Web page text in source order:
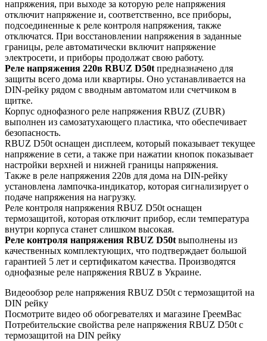
напряжения, при выходе за которую реле напряжения
отключит напряжение и, соответственно, все приборы,
подсоединенные к реле контроля напряжения, также
отключатся. При восстановлении напряжения в заданные
границы, реле автоматически включит напряжение
электросети, и приборы продолжат свою работу.
Реле напряжения 220в RBUZ D50t предназначено для
защиты всего дома или квартиры. Оно устанавливается на
DIN-рейку рядом с вводным автоматом или счетчиком в
щитке.
Корпус однофазного реле напряжения RBUZ (ZUBR)
выполнен из самозатухающего пластика, что обеспечивает
безопасность.
RBUZ D50t оснащен дисплеем, который показывает текущее
напряжение в сети, а также при нажатии кнопок показывает
настройки верхней и нижней границы напряжения.
Также в реле напряжения 220в для дома на DIN-рейку
установлена лампочка-индикатор, которая сигнализирует о
подаче напряжения на нагрузку.
Реле контроля напряжения RBUZ D50t оснащен
термозащитой, которая отключит прибор, если температура
внутри корпуса станет слишком высокая.
Реле контроля напряжения RBUZ D50t выполнены из
качественных комплектующих, что подтверждает большой
гарантией 5 лет и сертификатом качества. Производятся
однофазные реле напряжения RBUZ в Украине.
Видеообзор реле напряжения RBUZ D50t с термозащитой на
DIN рейку
Посмотрите видео об обогревателях и магазине ГреемВас
Потребительские свойства реле напряжения RBUZ D50t с
термозащитой на DIN рейку